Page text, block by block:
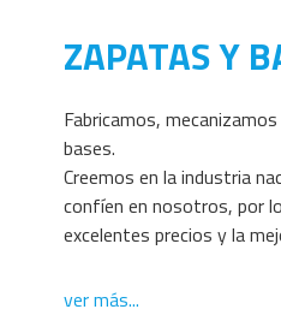
ZAPATAS Y
Fabricamos,
bases.
Creemos en la industria
confíen en nosotros, por
excelentes precios y la
ver más...